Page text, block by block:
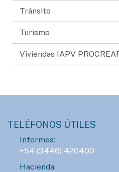
Tránsito
Turismo
Viviendas IAPV
TELÉFONOS ÚTILES
Informes:
+54 (3446) 420400
Hacienda: